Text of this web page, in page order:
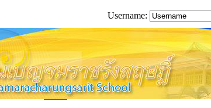
Username: